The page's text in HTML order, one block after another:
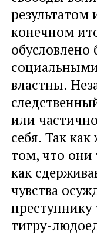
результатом
конечном
властны.
или
себя. Так
том, что они
как
чувства
тигру-